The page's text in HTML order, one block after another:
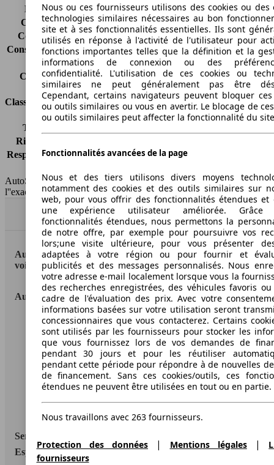
Émissions de CO2*
149 g/km (komb.)
Consommation (ville)
7.6 l/100km
Consommation (route)
4.5 l/100km
Consommation (combinée)* 5.6 l/100km
Classe d'émissions
Euro 4
Capacité du réservoir
58 l
Classes d'assurance
Tous risques
Risques partiels
Responsabilité civile -
AutoScout24 France SAS décline toute responsabilité concernant
l''exactitude des indications fournies.
Haut
AutoScout24: la plus grande plateforme en ligne de
voitures en Europe
AutoScout24
A propos d'AutoScout24
Conditions d'utilisation
Informations légales
Protection des données
Service
Espace Pro
Nous ou ces fournisseurs utilisons des cookies ou des
technologies similaires nécessaires au bon
site et à ses fonctionnalités essentielles. Ils sont
utilisés en réponse à l'activité de l'utilisateur pour
fonctions importantes telles que la définition et la
informations de connexion ou des
confidentialité. L'utilisation de ces cookies ou
similaires ne peut généralement pas être
Cependant, certains navigateurs peuvent bloquer ces
ou outils similaires ou vous en avertir. Le blocage de
ou outils similaires peut affecter la fonctionnalité du
Fonctionnalités avancées de la page
Nous et des tiers utilisons divers moyens
notamment des cookies et des outils similaires sur
web, pour vous offrir des fonctionnalités étendues et
une expérience utilisateur améliorée.
fonctionnalités étendues, nous permettons la
de notre offre, par exemple pour poursuivre vos
lors;une visite ultérieure, pour vous présenter
adaptées à votre région ou pour fournir et
publicités et des messages personnalisés. Nous
votre adresse e-mail localement lorsque vous la
des recherches enregistrées, des véhicules favoris
cadre de l'évaluation des prix. Avec votre
informations basées sur votre utilisation seront
concessionnaires que vous contacterez. Certains
sont utilisés par les fournisseurs pour stocker les
que vous fournissez lors de vos demandes de
pendant 30 jours et pour les réutiliser
pendant cette période pour répondre à de nouvelles
de financement. Sans ces cookies/outils, ces
étendues ne peuvent être utilisées en tout ou en partie.
Nous travaillons avec 263 fournisseurs.
Protection des données | Mentions légales|
fournisseurs